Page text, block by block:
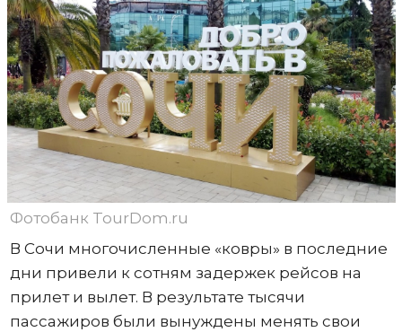
Фотобанк TourDom.ru
В Сочи многочисленные «ковры» в последние
дни привели к сотням задержек рейсов на
прилет и вылет. В результате тысячи
пассажиров были вынуждены менять свои